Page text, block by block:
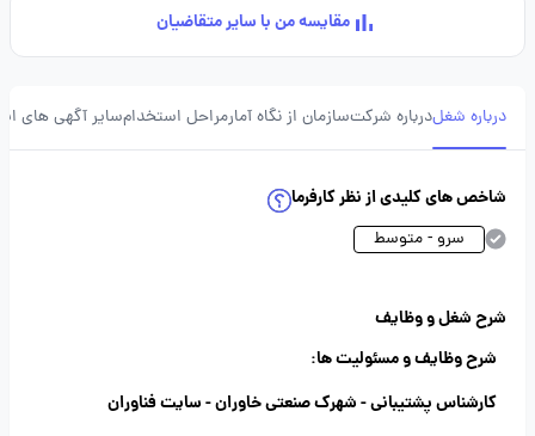
مقایسه من با سایر متقاضیان
درباره شغلدرباره شرکتسازمان از نگاه آمارمراحل استخدامسایر آگهی های
شاخص های کلیدی از نظر کارفرما
سرو - متوسط
شرح شغل و وظایف
شرح وظایف و مسئولیت ها:
کارشناس پشتیبانی - شهرک صنعتی خاوران - سایت فناوران